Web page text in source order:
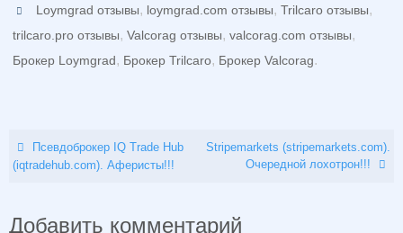
Loymgrad отзывы, loymgrad.com отзывы,Trilcaro отзывы,
trilcaro.pro отзывы, Valcorag отзывы, valcorag.com отзывы,
Брокер Loymgrad, Брокер Trilcaro, Брокер Valcorag.
Псевдоброкер IQ Trade Hub
(iqtradehub.com). Аферисты!!!
Stripemarkets (stripemarkets.com).
Очередной лохотрон!!!
Добавить комментарий